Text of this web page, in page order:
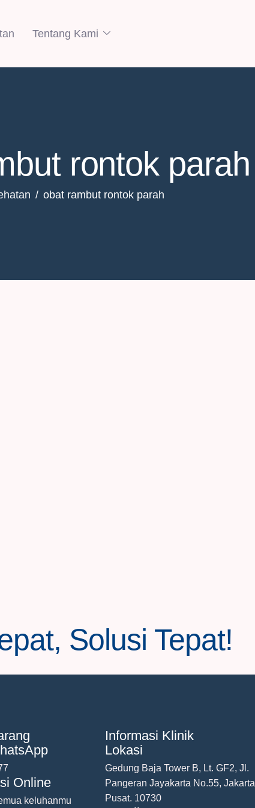
Tentang Kami
rontok parah
obat rambut rontok parah
Solusi Tepat!
Online
keluhanmu
Informasi Klinik
Lokasi
Gedung Baja Tower B, Lt. GF2, Jl.
Pangeran Jayakarta No.55, Jakarta
Pusat. 10730